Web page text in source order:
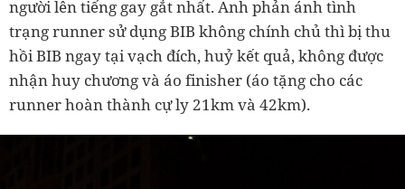
người lên tiếng gay gắt nhất. Anh phản ánh tình
trạng runner sử dụng BIB không chính chủ thì bị thu
hồi BIB ngay tại vạch đích, huỷ kết quả, không được
nhận huy chương và áo finisher (áo tặng cho các
runner hoàn thành cự ly 21km và 42km).